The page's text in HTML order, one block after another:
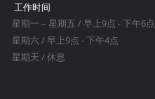
工作时间
星期一 – 星期五 / 早上9点 - 下午6点
星期六 / 早上9点 - 下午4点
星期天 / 休息